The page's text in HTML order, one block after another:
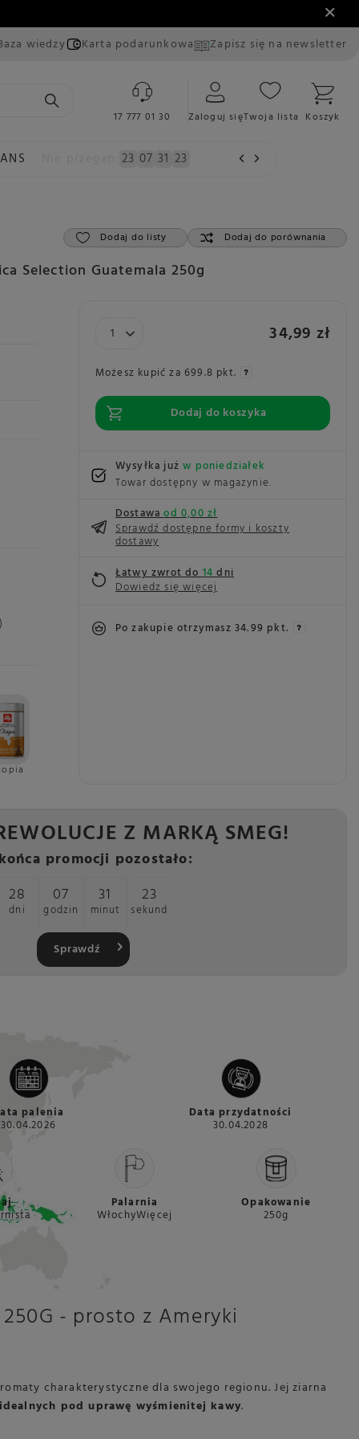
wiedzy Karta podarunkowa Zapisz się na newsletter
17 777 01 30 Zaloguj sięTwoja lista Koszyk
23 07 31 21
Selection Guatemala 250g
Dodaj do listy Dodaj do porównania
34,99 zł
Możesz kupić za 699.8 pkt.
Dodaj do koszyka
Wysyłka jużw poniedziałek
Towar dostępny w magazynie
Dostawaod 0,00 zł
Sprawdź dostępne formy i koszty
dostawy
Łatwy zwrot do14dni
Dowiedz się więcej
Po zakupie otrzymasz 34.99 pkt.
Z MARKĄ SMEG!
promocji pozostało:
28
dni
07
godzin
31
minut
21
sekund
Sprawdź
palenia
30.04.2026
Data przydatności
30.04.2028
Palarnia
WłochyWięcej
Opakowanie
250g
250G - prosto z Ameryki
charakterystyczne dla swojego regionu. Jej ziarna
pod uprawę wyśmienitej kawy.